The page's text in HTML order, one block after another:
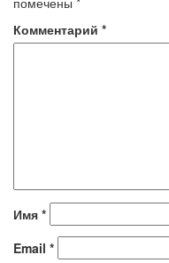
Комментарий *
Имя *
Email *